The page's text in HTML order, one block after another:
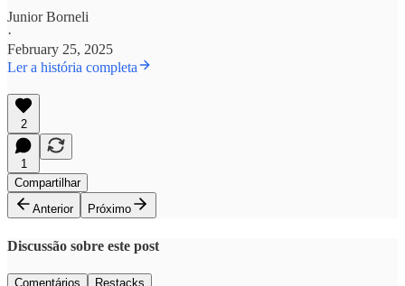
Junior Borneli
·
February 25, 2025
Ler a história completa
2
1
Compartilhar
Anterior
Próximo
Discussão sobre este post
Comentários Restacks